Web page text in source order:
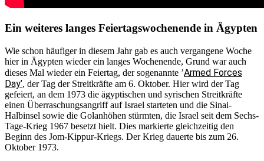
Ein weiteres langes Feiertagswochenende in Ägypten
Wie schon häufiger in diesem Jahr gab es auch vergangene Woche
hier in Ägypten wieder ein langes Wochenende, Grund war auch
dieses Mal wieder ein Feiertag, der sogenannte ’Armed Forces
Day’, der Tag der Streitkräfte am 6. Oktober. Hier wird der Tag
gefeiert, an dem 1973 die ägyptischen und syrischen Streitkräfte
einen Überraschungsangriff auf Israel starteten und die Sinai-
Halbinsel sowie die Golanhöhen stürmten, die Israel seit dem Sechs-
Tage-Krieg 1967 besetzt hielt. Dies markierte gleichzeitig den
Beginn des Jom-Kippur-Kriegs. Der Krieg dauerte bis zum 26.
Oktober 1973.